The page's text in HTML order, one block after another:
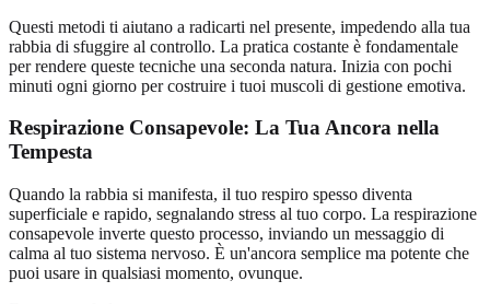
Questi metodi ti aiutano a radicarti nel presente, impedendo alla tua
rabbia di sfuggire al controllo. La pratica costante è fondamentale
per rendere queste tecniche una seconda natura. Inizia con pochi
minuti ogni giorno per costruire i tuoi muscoli di gestione emotiva.
Respirazione Consapevole: La Tua Ancora nella
Tempesta
Quando la rabbia si manifesta, il tuo respiro spesso diventa
superficiale e rapido, segnalando stress al tuo corpo. La respirazione
consapevole inverte questo processo, inviando un messaggio di
calma al tuo sistema nervoso. È un'ancora semplice ma potente che
puoi usare in qualsiasi momento, ovunque.